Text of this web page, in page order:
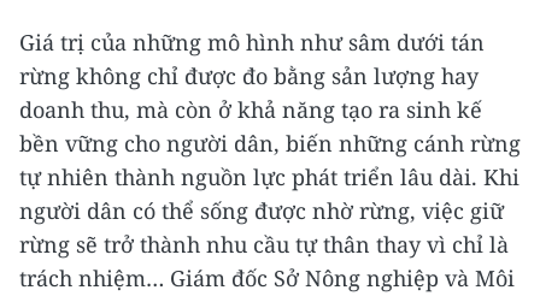
Giá trị của những mô hình như sâm dưới tán
rừng không chỉ được đo bằng sản lượng hay
doanh thu, mà còn ở khả năng tạo ra sinh kế
bền vững cho người dân, biến những cánh rừng
tự nhiên thành nguồn lực phát triển lâu dài. Khi
người dân có thể sống được nhờ rừng, việc giữ
rừng sẽ trở thành nhu cầu tự thân thay vì chỉ là
trách nhiệm… Giám đốc Sở Nông nghiệp và Môi